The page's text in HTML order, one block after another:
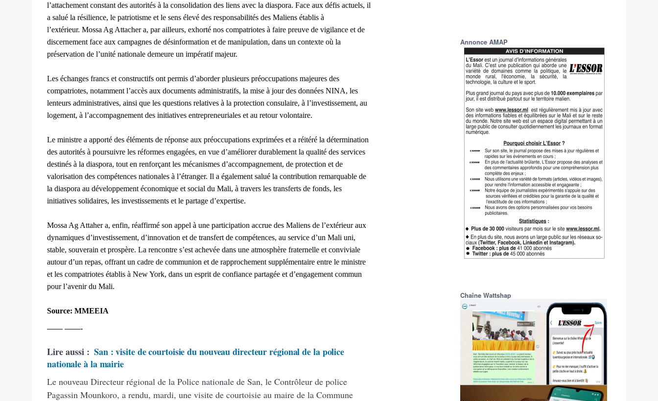
l’attachement constant des autorités à la consolidation des liens avec la diaspora. Face aux défis actuels, il
a salué la résilience, le patriotisme et le sens élevé des responsabilités des Maliens établis à
l’extérieur. Mossa Ag Attacher a, par ailleurs, exhorté nos compatriotes à faire preuve de vigilance et de
discernement face aux campagnes de désinformation et de manipulation, dans un contexte où la
préservation de l’unité nationale demeure un impératif majeur.
Les échanges francs et constructifs ont permis d’aborder plusieurs préoccupations majeures des
compatriotes, notamment l’accès aux documents administratifs, la mise à jour des données NINA, les
lenteurs administratives, ainsi que les questions relatives à la protection consulaire, à l’investissement, au
logement, à l’accompagnement des initiatives entrepreneuriales et au retour volontaire.
Le ministre a apporté des éléments de réponse aux préoccupations exprimées et a réitéré la détermination
des autorités à poursuivre les réformes engagées, en vue d’améliorer durablement la qualité des services
destinés à la diaspora, tout en renforçant les mécanismes d’accompagnement, de protection et de
valorisation des compétences nationales à l’étranger. Il a également salué la contribution remarquable de
la diaspora au développement économique et social du Mali, à travers les transferts de fonds, les
initiatives solidaires, les investissements et le partage d’expertise.
Mossa Ag Attaher a, enfin, réaffirmé son appel à une participation accrue des Maliens de l’extérieur aux
dynamiques d’investissement, d’innovation et de transfert de compétences, au service d’un Mali uni,
stable, souverain et prospère. La rencontre s’est achevée dans une atmosphère fraternelle et conviviale
autour d’un repas, offrant un cadre de communion et de rapprochement supplémentaire entre le ministre
et les compatriotes établis à New York, dans un esprit de confiance partagée et d’engagement commun
pour l’avenir du Mali.
Source: MMEEIA
—— ——-
Lire aussi : San : visite de courtoisie du nouveau directeur régional de la police
nationale à la mairie
Le nouveau Directeur régional de la Police nationale de San, le Contrôleur de police
Pagassin Mounkoro, a rendu, mardi, une visite de courtoisie au maire de la Commune
Annonce AMAP
Chaîne Wattshap